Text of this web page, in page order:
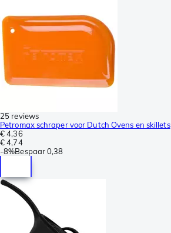
25 reviews
Petromax schraper voor Dutch Ovens en skillets
€ 4,36
€ 4,74
-8%Bespaar0,38